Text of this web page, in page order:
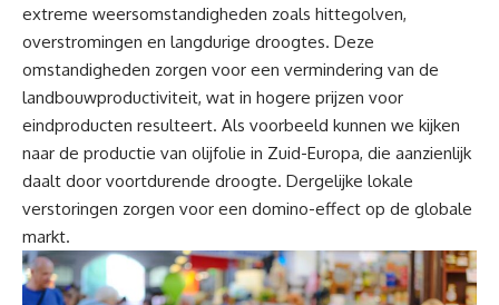
extreme weersomstandigheden zoals hittegolven,
overstromingen en langdurige droogtes. Deze
omstandigheden zorgen voor een vermindering van de
landbouwproductiviteit, wat in hogere prijzen voor
eindproducten resulteert. Als voorbeeld kunnen we kijken
naar de productie van olijfolie in Zuid-Europa, die aanzienlijk
daalt door voortdurende droogte. Dergelijke lokale
verstoringen zorgen voor een domino-effect op de globale
markt.